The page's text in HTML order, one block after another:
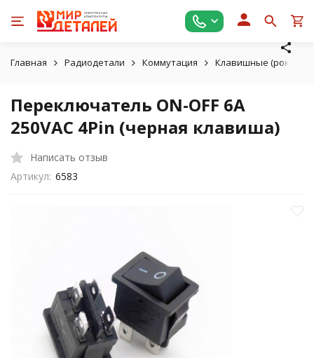
Главная Радиодетали Коммутация Клавишные
Переключатель ON-OFF 6A
250VAC 4Pin (черная клавиша)
Написать отзыв
Артикул: 6583